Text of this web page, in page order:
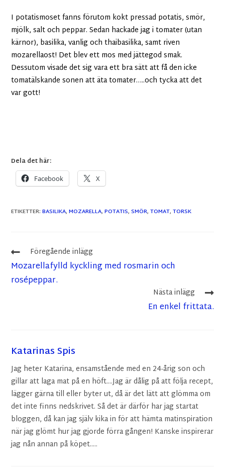
I potatismoset fanns förutom kokt pressad potatis, smör,
mjölk, salt och peppar. Sedan hackade jag i tomater (utan
kärnor), basilika, vanlig och thaibasilika, samt riven
mozarellaost! Det blev ett mos med jättegod smak.
Dessutom visade det sig vara ett bra sätt att få den icke
tomatälskande sonen att äta tomater…..och tycka att det
var gott!
Dela det här:
Facebook X
ETIKETTER:BASILIKA, MOZARELLA, POTATIS, SMÖR, TOMAT, TORSK
Föregående inlägg
Mozarellafylld kyckling med rosmarin och
rosépeppar.
Nästa inlägg
En enkel frittata.
Katarinas Spis
Jag heter Katarina, ensamstående med en 24-årig son och
gillar att laga mat på en höft....Jag är dålig på att följa recept,
lägger gärna till eller byter ut, då är det lätt att glömma om
det inte finns nedskrivet. Så det är därför har jag startat
bloggen, då kan jag själv kika in för att hämta matinspiration
när jag glömt hur jag gjorde förra gången! Kanske inspirerar
jag nån annan på köpet.....